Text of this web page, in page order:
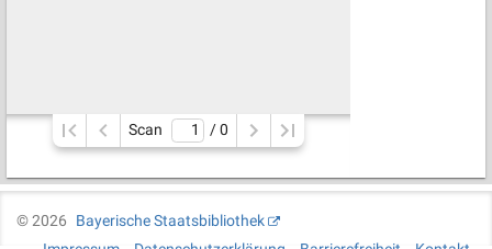
Scan / 0
©2026
Bayerische Staatsbibliothek